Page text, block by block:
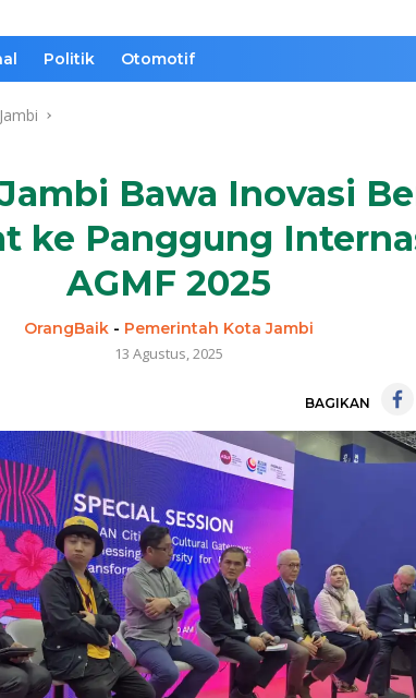
Politik Otomotif
Bawa Inovasi
ke Panggung
AGMF 2025
OrangBaik- Pemerintah Kota Jambi
13 Agustus, 2025
BAGIKAN